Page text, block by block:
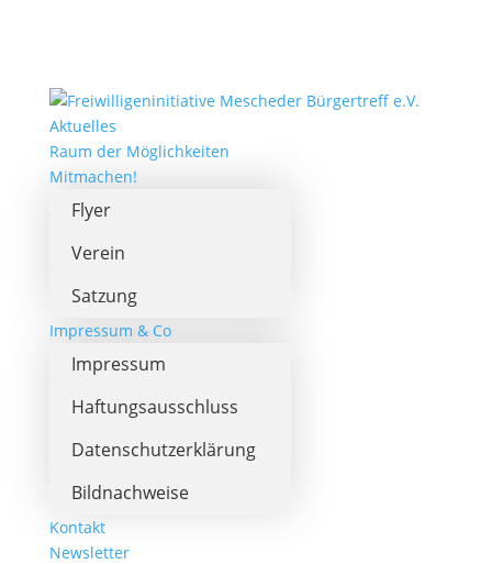
Aktuelles
Raum der Möglichkeiten
Mitmachen!
Flyer
Verein
Satzung
Impressum & Co
Impressum
Haftungsausschluss
Datenschutzerklärung
Bildnachweise
Kontakt
Newsletter